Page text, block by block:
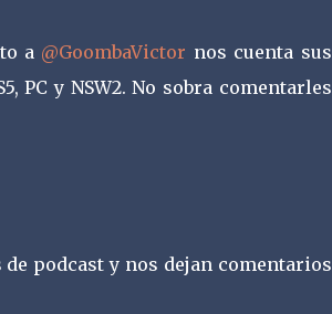
a @GoombaVictor nos cuenta sus
PC y NSW2. No sobra comentarles
podcast y nos dejan comentarios